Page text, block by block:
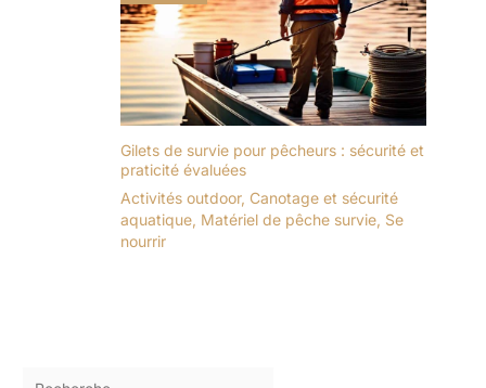
Gilets de survie pour pêcheurs : sécurité et
praticité évaluées
Activités outdoor, Canotage et sécurité
aquatique, Matériel de pêche survie, Se
nourrir